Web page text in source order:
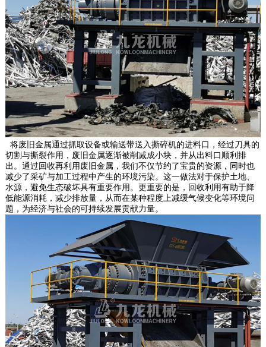
将废旧金属通过抓取设备或输送带送入撕碎机的进料口，经过刀具的
切割与撕裂作用，废旧金属逐渐被削减成小块，并从出料口顺利排
出。通过回收再利用废旧金属，我们不仅节约了宝贵的资源，同时也
减少了采矿与加工过程中产生的环境污染。这一做法对于保护土地、
水源，避免生态破坏具有重要作用。更重要的是，回收利用有助于降
低能源消耗，减少排放量，从而在某种程度上减缓气候变化等环境问
题，为经济与社会的可持续发展贡献力量。